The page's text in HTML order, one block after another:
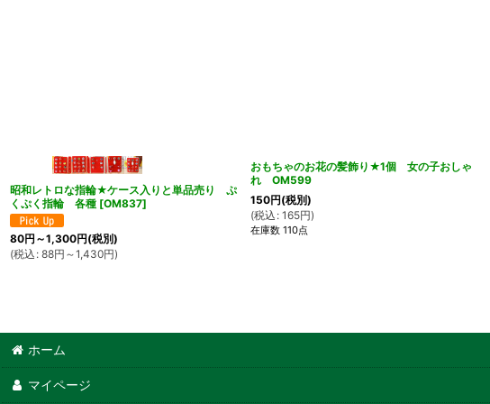
昭和レトロな指輪★ケース入りと単品売り ぷ
くぷく指輪 各種 [OM837]
80円 ～1,300円(税別)
(税込 : 88円 ～1,430円)
おもちゃのお花の髪飾り★1個 女の子おしゃ
れ OM599
150円(税別)
(税込 : 165円)
在庫数 110点
ホーム
マイページ